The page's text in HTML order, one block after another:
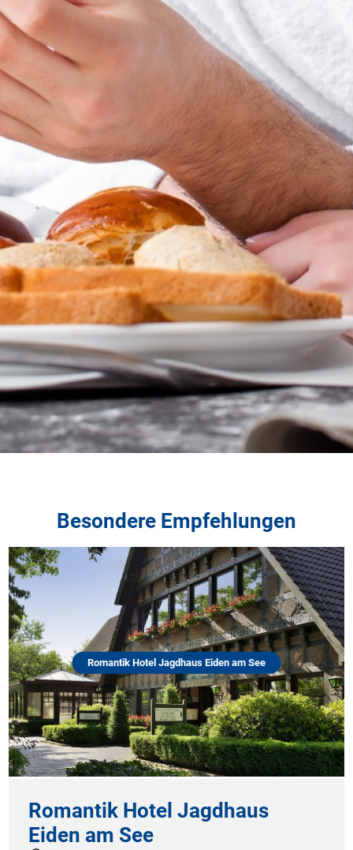
Besondere Empfehlungen
Romantik Hotel Jagdhaus Eiden am See
Romantik Hotel Jagdhaus
Eiden am See